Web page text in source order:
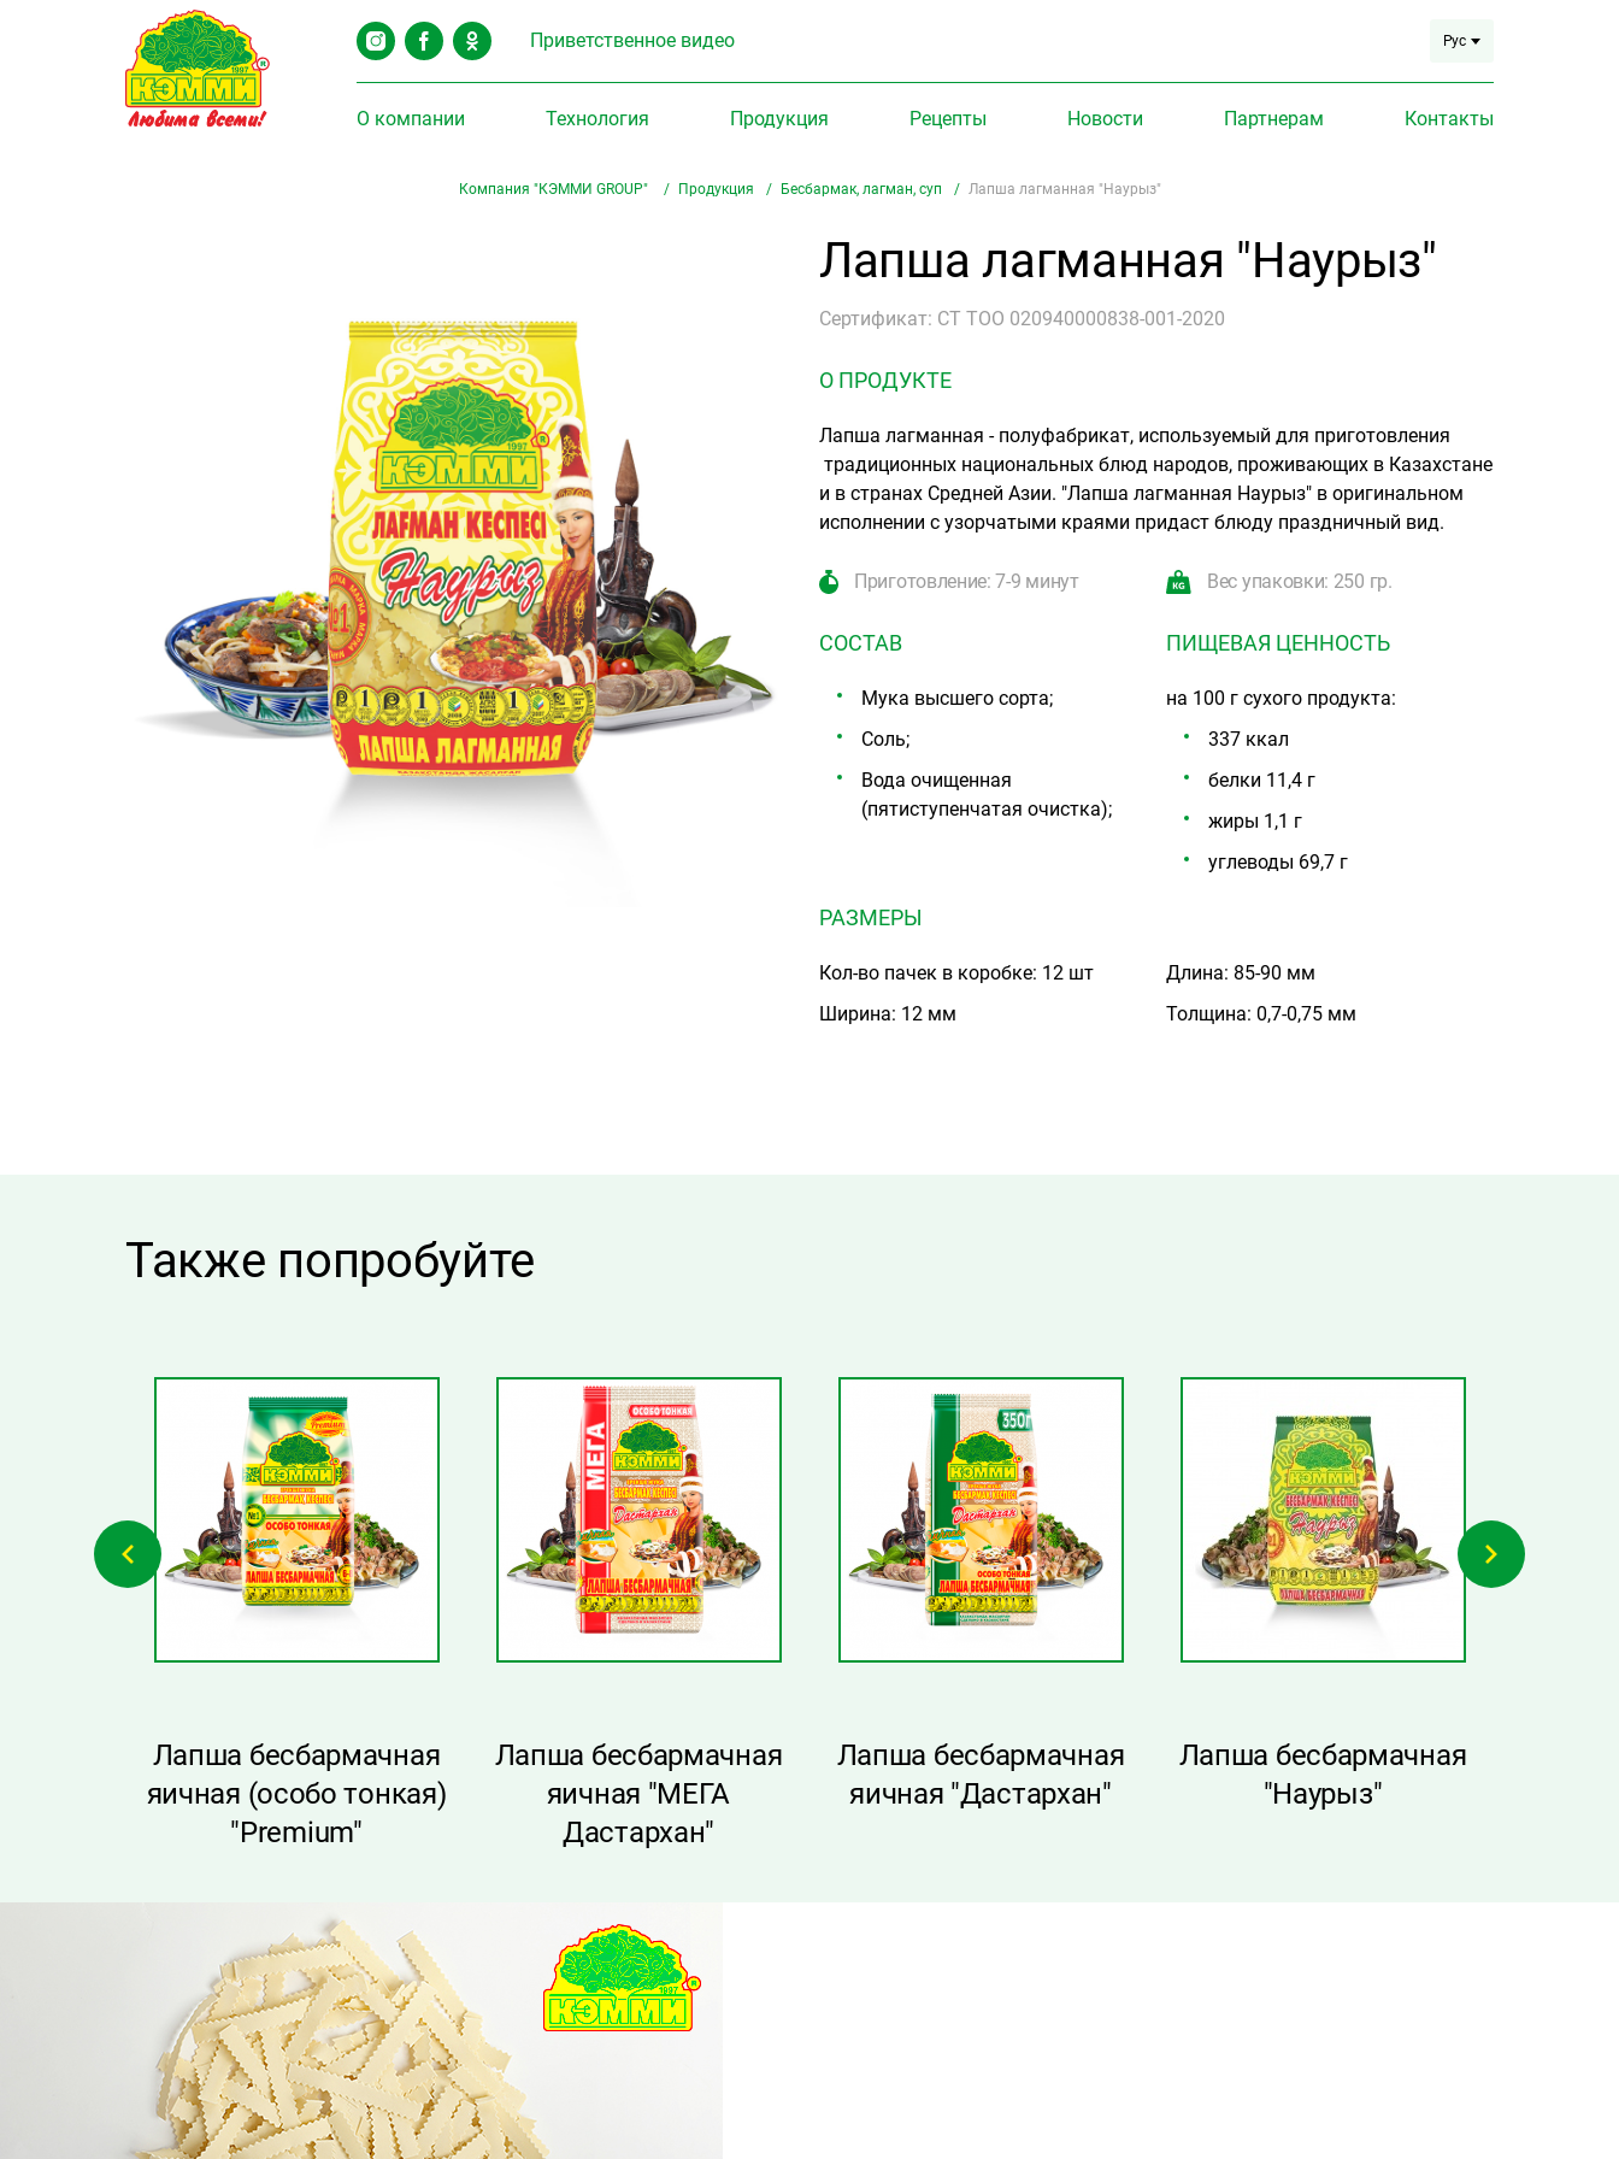
Приветственное видео Рус
О компании Технология Продукция Рецепты Новости Партнерам Контакты
Компания "КЭММИ GROUP" Продукция Бесбармак, лагман, суп Лапша лагманная "Наурыз"
Лапша лагманная "Наурыз"
Сертификат: СТ ТОО 020940000838-001-2020
О ПРОДУКТЕ
Лапша лагманная - полуфабрикат, используемый для приготовления
традиционных национальных блюд народов, проживающих в Казахстане
и в странах Средней Азии. "Лапша лагманная Наурыз" в оригинальном
исполнении с узорчатыми краями придаст блюду праздничный вид.
Приготовление: 7-9 минут Вес упаковки: 250 гр.
СОСТАВ
Мука высшего сорта;
Соль;
Вода очищенная
(пятиступенчатая очистка);
ПИЩЕВАЯ ЦЕННОСТЬ
на 100 г сухого продукта:
337 ккал
белки 11,4 г
жиры 1,1 г
углеводы 69,7 г
РАЗМЕРЫ
Кол-во пачек в коробке: 12 шт
Ширина: 12 мм
Длина: 85-90 мм
Толщина: 0,7-0,75 мм
Также попробуйте
Лапша бесбармачная
яичная (особо тонкая)
"Premium"
Лапша бесбармачная
яичная "МЕГА
Дастархан"
Лапша бесбармачная
яичная "Дастархан"
Лапша бесбармачная
"Наурыз"